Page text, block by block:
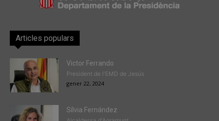
Articles populars
Victor Ferrando
President de l'EMD de Jesús
gener 22, 2024
Sílvia Fernández